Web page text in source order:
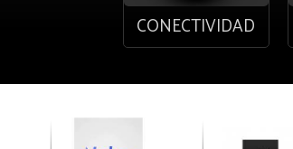
CONECTIVIDAD